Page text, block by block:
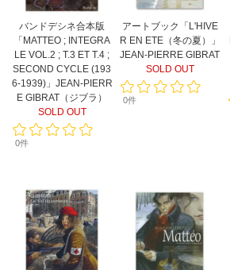
バンドデシネ合本版
「MATTEO ; INTEGRA
LE VOL.2 ; T.3 ET T.4 ;
SECOND CYCLE (193
6-1939)」JEAN-PIERR
E GIBRAT（ジブラ）
SOLD OUT
0件
アートブック「L'HIVE
R EN ETE（冬の夏）」
JEAN-PIERRE GIBRAT
SOLD OUT
0件